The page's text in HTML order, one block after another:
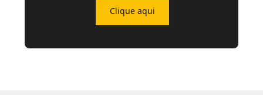
Clique aqui